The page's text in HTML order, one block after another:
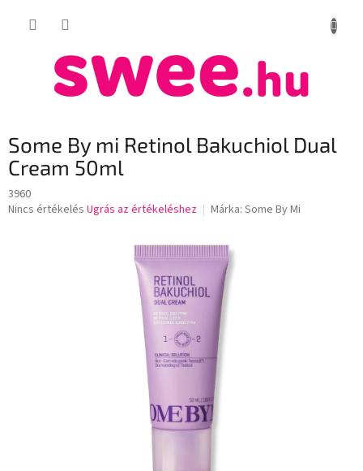
KOSÁR
Some By mi Retinol Bakuchiol Dual
Cream 50ml
3960
A
Nincs értékelés Ugrás az értékeléshez Márka: Some By Mi